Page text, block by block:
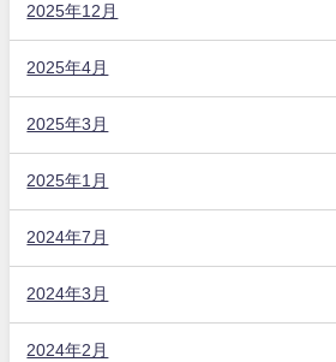
2025年12月
2025年4月
2025年3月
2025年1月
2024年7月
2024年3月
2024年2月